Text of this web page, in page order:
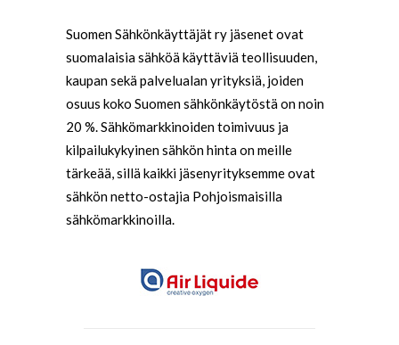
Suomen Sähkönkäyttäjät ry jäsenet ovat
suomalaisia sähköä käyttäviä teollisuuden,
kaupan sekä palvelualan yrityksiä, joiden
osuus koko Suomen sähkönkäytöstä on noin
20 %. Sähkömarkkinoiden toimivuus ja
kilpailukykyinen sähkön hinta on meille
tärkeää, sillä kaikki jäsenyrityksemme ovat
sähkön netto-ostajia Pohjoismaisilla
sähkömarkkinoilla.